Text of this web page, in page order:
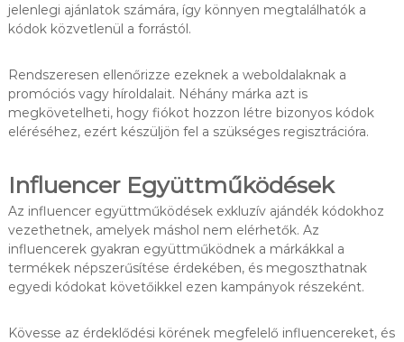
jelenlegi ajánlatok számára, így könnyen megtalálhatók a
kódok közvetlenül a forrástól.
Rendszeresen ellenőrizze ezeknek a weboldalaknak a
promóciós vagy híroldalait. Néhány márka azt is
megkövetelheti, hogy fiókot hozzon létre bizonyos kódok
eléréséhez, ezért készüljön fel a szükséges regisztrációra.
Influencer Együttműködések
Az influencer együttműködések exkluzív ajándék kódokhoz
vezethetnek, amelyek máshol nem elérhetők. Az
influencerek gyakran együttműködnek a márkákkal a
termékek népszerűsítése érdekében, és megoszthatnak
egyedi kódokat követőikkel ezen kampányok részeként.
Kövesse az érdeklődési körének megfelelő influencereket, és